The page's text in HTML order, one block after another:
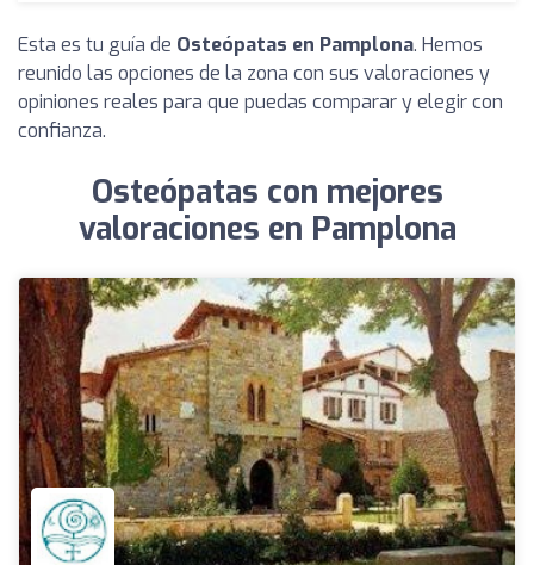
Esta es tu guía de Osteópatas en Pamplona. Hemos
reunido las opciones de la zona con sus valoraciones y
opiniones reales para que puedas comparar y elegir con
confianza.
Osteópatas con mejores
valoraciones en Pamplona